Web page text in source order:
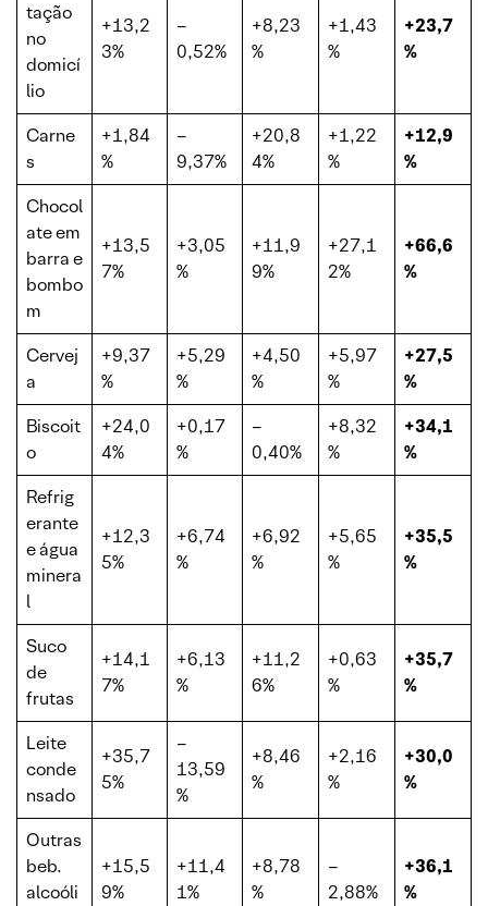
tação
no
domicí
lio
+13,2
3%
–
0,52%
+8,23
%
+1,43
%
+23,7
%
Carne
s
+1,84
%
–
9,37%
+20,8
4%
+1,22
%
+12,9
%
Chocol
ate em
barra e
bombo
m
+13,5
7%
+3,05
%
+11,9
9%
+27,1
2%
+66,6
%
Cervej
a
+9,37
%
+5,29
%
+4,50
%
+5,97
%
+27,5
%
Biscoit
o
+24,0
4%
+0,17
%
–
0,40%
+8,32
%
+34,1
%
Refrig
erante
e água
minera
l
+12,3
5%
+6,74
%
+6,92
%
+5,65
%
+35,5
%
Suco
de
frutas
+14,1
7%
+6,13
%
+11,2
6%
+0,63
%
+35,7
%
Leite
conde
nsado
+35,7
5%
–
13,59
%
+8,46
%
+2,16
%
+30,0
%
Outras
beb.
alcoóli
+15,5
9%
+11,4
1%
+8,78
%
–
2,88%
+36,1
%